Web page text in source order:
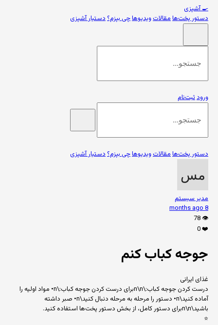
🍳آشپزی
دستور پخت‌هامقالاتویدیوهاچی بپزم؟دستیار آشپزی
ورودثبت‌نام
دستور پخت‌هامقالاتویدیوهاچی بپزم؟دستیار آشپزی
مدیر سیستم
8 months ago
👁️
78
❤️
0
جوجه کباب کنم
غذای ایرانی
درست کردن جوجه کباب:\n\nبرای درست کردن جوجه کباب:\n• مواد اولیه را
آماده کنید\n• دستور را مرحله به مرحله دنبال کنید\n• صبر داشته
باشید\n\nبرای دستور کامل، از بخش دستور پخت‌ها استفاده کنید.
⭐